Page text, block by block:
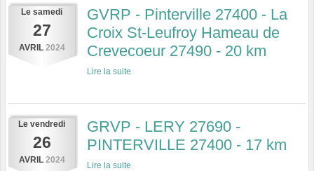
Le samedi
27
AVRIL 2024
GVRP - Pinterville 27400 - La
Croix St-Leufroy Hameau de
Crevecoeur 27490 - 20 km
Lire la suite
Le vendredi
26
AVRIL 2024
GRVP - LERY 27690 -
PINTERVILLE 27400 - 17 km
Lire la suite